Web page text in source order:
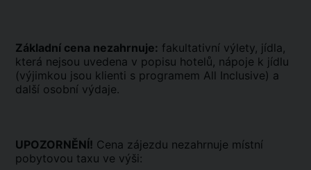
Základní cena nezahrnuje: fakultativní výlety, jídla,
která nejsou uvedena v popisu hotelů, nápoje k jídlu
(výjimkou jsou klienti s programem All Inclusive) a
další osobní výdaje.
UPOZORNĚNÍ! Cena zájezdu nezahrnuje místní
pobytovou taxu ve výši: